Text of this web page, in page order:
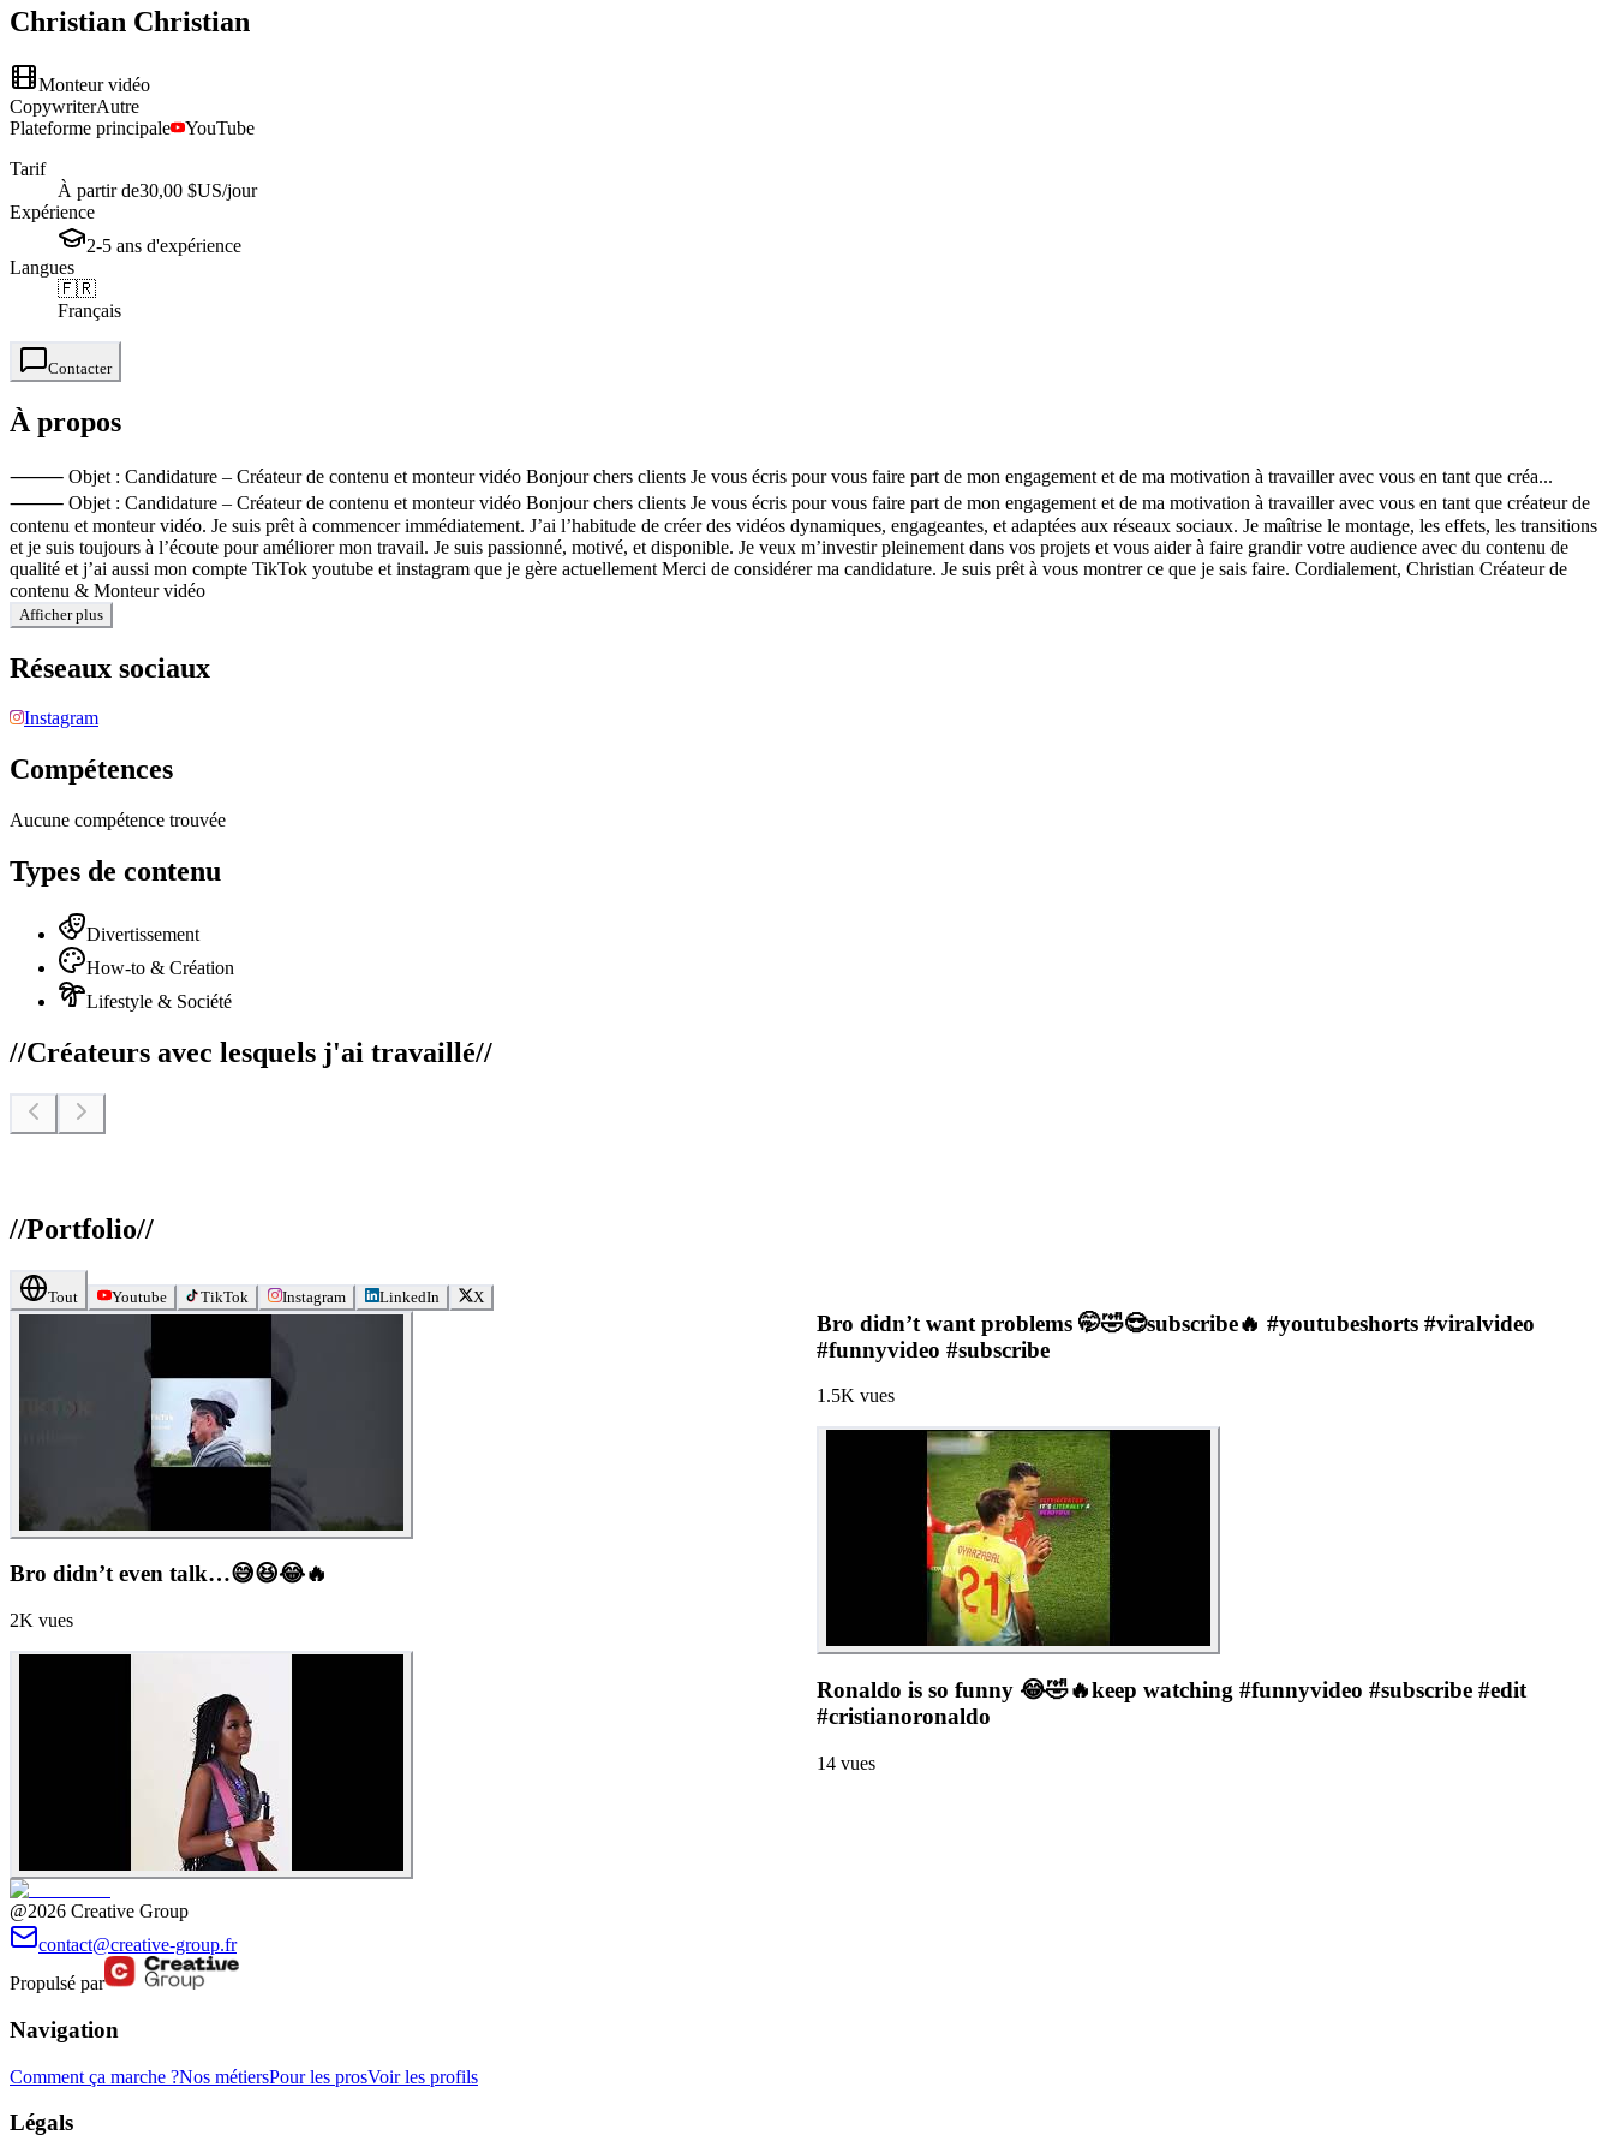
Christian Christian
Monteur vidéo
CopywriterAutre
Plateforme principale
YouTube
Tarif
À partir de30,00 $US/jour
Expérience
2-5 ans d'expérience
Langues
🇫🇷
Français
Contacter
À propos
⸻ Objet : Candidature – Créateur de contenu et monteur vidéo Bonjour chers clients Je vous écris pour vous faire part de mon engagement et de ma motivation à travailler avec vous en tant que créa...
⸻ Objet : Candidature – Créateur de contenu et monteur vidéo Bonjour chers clients Je vous écris pour vous faire part de mon engagement et de ma motivation à travailler avec vous en tant que créateur de
contenu et monteur vidéo. Je suis prêt à commencer immédiatement. J’ai l’habitude de créer des vidéos dynamiques, engageantes, et adaptées aux réseaux sociaux. Je maîtrise le montage, les effets, les transitions
et je suis toujours à l’écoute pour améliorer mon travail. Je suis passionné, motivé, et disponible. Je veux m’investir pleinement dans vos projets et vous aider à faire grandir votre audience avec du contenu de
qualité et j’ai aussi mon compte TikTok youtube et instagram que je gère actuellement Merci de considérer ma candidature. Je suis prêt à vous montrer ce que je sais faire. Cordialement, Christian Créateur de
contenu & Monteur vidéo
Afficher plus
Réseaux sociaux
Instagram
Compétences
Aucune compétence trouvée
Types de contenu
Divertissement
How-to & Création
Lifestyle & Société
//Créateurs avec lesquels j'ai travaillé//
//Portfolio//
Tout Youtube TikTok Instagram LinkedIn X
Bro didn’t even talk…😅😆😂🔥
2K vues
Bro didn’t want problems 🤭🤣😎subscribe🔥 #youtubeshorts #viralvideo
#funnyvideo #subscribe
1.5K vues
Ronaldo is so funny 😂🤣🔥keep watching #funnyvideo #subscribe #edit
#cristianoronaldo
14 vues
@2026 Creative Group
contact@creative-group.fr
Propulsé par
Navigation
Comment ça marche ?Nos métiersPour les prosVoir les profils
Légals